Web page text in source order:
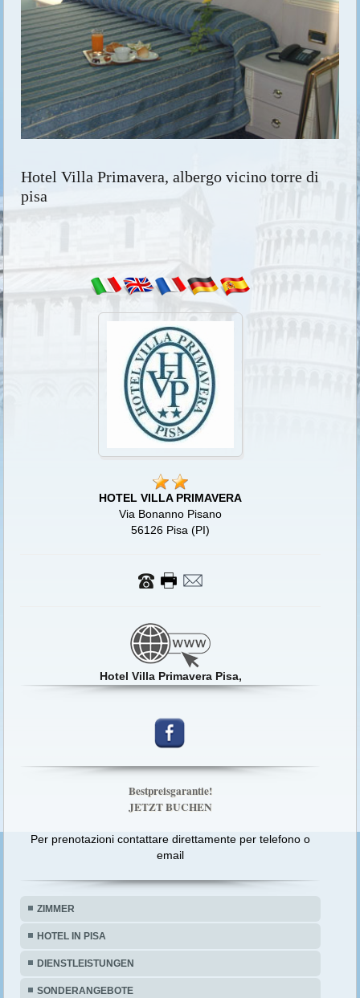
Hotel Villa Primavera, albergo vicino torre di
pisa
HOTEL VILLA PRIMAVERA
Via Bonanno Pisano
56126 Pisa (PI)
Hotel Villa Primavera Pisa,
Bestpreisgarantie!
JETZT BUCHEN
Per prenotazioni contattare direttamente per telefono o
email
ZIMMER
HOTEL IN PISA
DIENSTLEISTUNGEN
SONDERANGEBOTE